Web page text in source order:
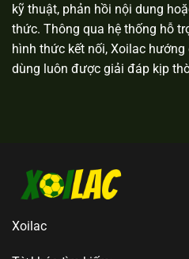
kỹ thuật, phản hồi nội dung
thức. Thông qua hệ thống hỗ
hình thức kết nối, Xoilac
dùng luôn được giải đáp kịp
Xoilac